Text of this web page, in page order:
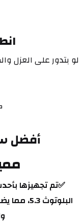
أفضل